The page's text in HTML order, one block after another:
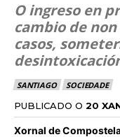
O ingreso en
cambio de
casos,
SANTIAGO SOCIEDADE
PUBLICADO O 20
Xornal de